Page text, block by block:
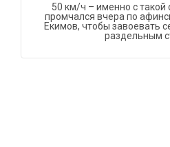
50 км/ч – именно с такой
промчался вчера по
Екимов, чтобы завоевать
раздельным